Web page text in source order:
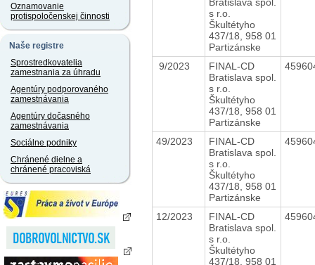
Oznamovanie
protispoločenskej činnosti
Naše registre
Sprostredkovatelia
zamestnania za úhradu
Agentúry podporovaného
zamestnávania
Agentúry dočasného
zamestnávania
Sociálne podniky
Chránené dielne a
chránené pracoviská
s r.o.
Škultétyho
437/18, 958 01
Partizánske
9/2023
FINAL-CD
Bratislava spol.
s r.o.
Škultétyho
437/18, 958 01
Partizánske
49/2023
FINAL-CD
Bratislava spol.
s r.o.
Škultétyho
437/18, 958 01
Partizánske
12/2023
FINAL-CD
Bratislava spol.
s r.o.
Škultétyho
437/18, 958 01